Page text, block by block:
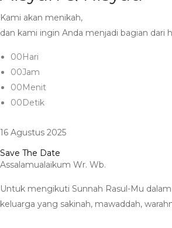
Kami akan menikah,
dan kami ingin Anda menjadi bagian dari
00Hari
00Jam
00Menit
00Detik
16 Agustus 2025
Save The Date
Assalamualaikum Wr. Wb.
Untuk mengikuti Sunnah Rasul-Mu
keluarga yang sakinah, mawaddah,